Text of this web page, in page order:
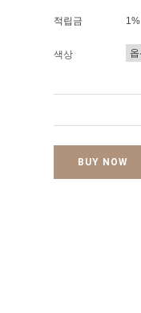
적립금 1%
색상
BUY NOW